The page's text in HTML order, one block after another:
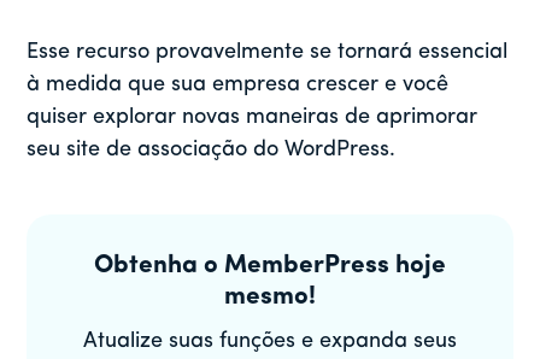
Esse recurso provavelmente se tornará essencial
à medida que sua empresa crescer e você
quiser explorar novas maneiras de aprimorar
seu site de associação do WordPress.
Obtenha o MemberPress hoje
mesmo!
Atualize suas funções e expanda seus